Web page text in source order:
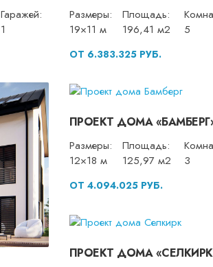
Гаражей:
1
Размеры:
19×11 м
Площадь:
196,41 м2
5
ОТ 6.383.325 РУБ.
ПРОЕКТ ДОМА
Размеры:
12×18 м
Площадь:
125,97 м2
3
ОТ 4.094.025 РУБ.
ПРОЕКТ ДОМА